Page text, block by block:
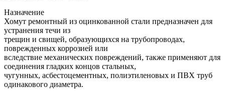
Назначение
Хомут ремонтный из оцинкованной стали предназначен для
устранения течи из
трещин и свищей, образующихся на трубопроводах,
поврежденных коррозией или
вследствие механических повреждений, также применяют для
соединения гладких концов стальных,
чугунных, асбестоцементных, полиэтиленовых и ПВХ труб
одинакового диаметра.